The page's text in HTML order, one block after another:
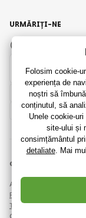
Romanian
URMĂRIȚI-NE
© 2018 - 2026
Această pagină este
Regulile de protecție
Termeni și condiții.